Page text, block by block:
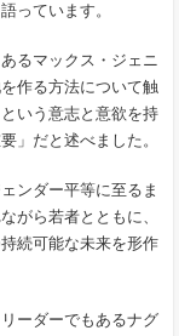
っています。
るマックス・ジェニ
作る方法について触
いう意志と意欲を持
」だと述べました。
ンダー平等に至るま
がら若者とともに、
続可能な未来を形作
ーダーでもあるナグ